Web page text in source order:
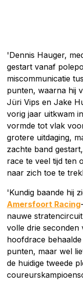
'Dennis Hauger,
gestart vanaf
miscommunicatie
punten, waarna hij
Jüri Vips en Jake
vorig jaar uitkwam
vormde tot vlak
grotere uitdaging,
zachte band
race te veel tijd ten
naar zich toe te
'Kundig baande hij
Amersfoort Racing
nauwe
volle drie seconden
hoofdrace
punten, maar wel
de huidige tweede